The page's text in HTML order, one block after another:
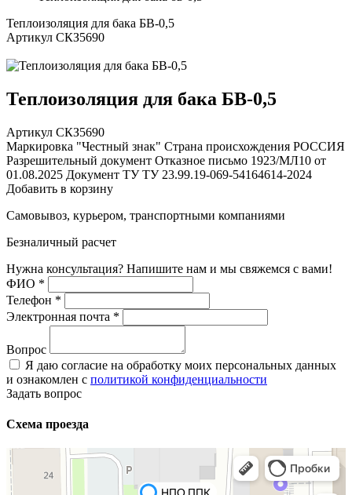
Теплоизоляция для бака БВ-0,5
Артикул СКЗ5690
Теплоизоляция для бака БВ-0,5
Артикул СКЗ5690
Маркировка "Честный знак" Страна происхождения РОССИЯ
Разрешительный документ Отказное письмо 1923/МЛ10 от
01.08.2025 Документ ТУ ТУ 23.99.19-069-54164614-2024
Добавить в корзину
Самовывоз, курьером, транспортными компаниями
Безналичный расчет
Нужна консультация? Напишите нам и мы свяжемся с вами!
ФИО *
Телефон *
Электронная почта *
Вопрос
Я даю согласие на обработку моих персональных данных
и ознакомлен с политикой конфиденциальности
Задать вопрос
Схема проезда